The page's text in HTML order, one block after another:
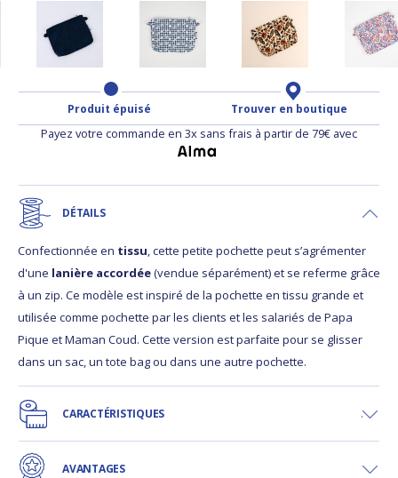
Produit épuisé Trouver en boutique
Payez votre commande en 3x sans frais à partir de 79€ avec
DÉTAILS
Confectionnée en tissu, cette petite pochette peut s’agrémenter
d'une lanière accordée(vendue séparément) et se referme grâce
à un zip. Ce modèle est inspiré de la pochette en tissu grande et
utilisée comme pochette par les clients et les salariés de Papa
Pique et Maman Coud. Cette version est parfaite pour se glisser
dans un sac, un tote bag ou dans une autre pochette.
CARACTÉRISTIQUES
AVANTAGES